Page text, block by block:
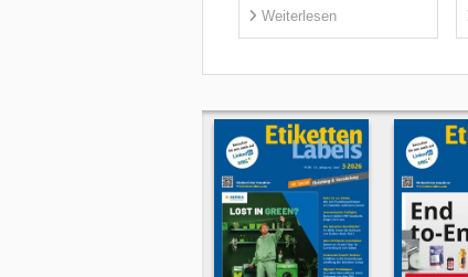
Weiterlesen